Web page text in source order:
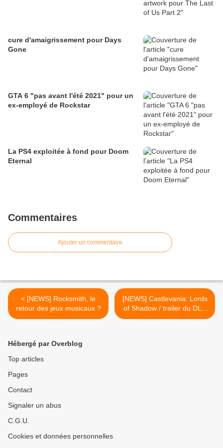
cure d'amaigrissement pour Days
Gone
GTA 6 "pas avant l'été 2021" pour un
ex-employé de Rockstar
La PS4 exploitée à fond pour Doom
Eternal
Commentaires
Ajouter un commentaire
< [NEWS] Rocksmith, le
retour des jeux musicaux ?
[NEWS] Castlevania: Lords
of Shadow / trailer du DLC
Reverie >
Hébergé par Overblog
Top articles
Pages
Contact
Signaler un abus
C.G.U.
Cookies et données personnelles